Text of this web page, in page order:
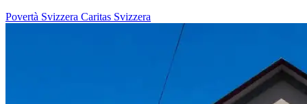
Povertà Svizzera Caritas Svizzera